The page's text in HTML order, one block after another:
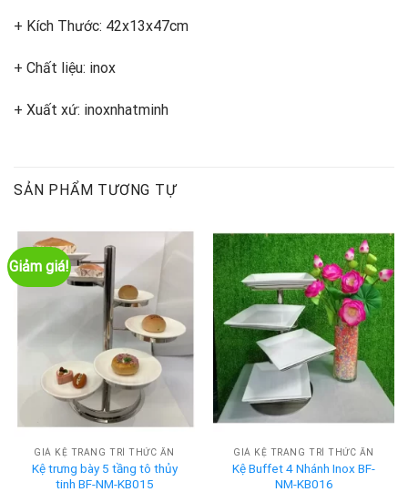
+ Kích Thước: 42x13x47cm
+ Chất liệu: inox
+ Xuất xứ: inoxnhatminh
SẢN PHẨM TƯƠNG TỰ
Giảm giá!
GIÁ KỆ TRANG TRÍ THỨC ĂN
Kệ trưng bày 5 tầng tô thủy
tinh BF-NM-KB015
GIÁ KỆ TRANG TRÍ THỨC ĂN
Kệ Buffet 4 Nhánh Inox BF-
NM-KB016